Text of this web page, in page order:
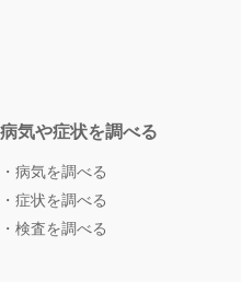
病気や症状を調べる
病気を調べる
症状を調べる
検査を調べる